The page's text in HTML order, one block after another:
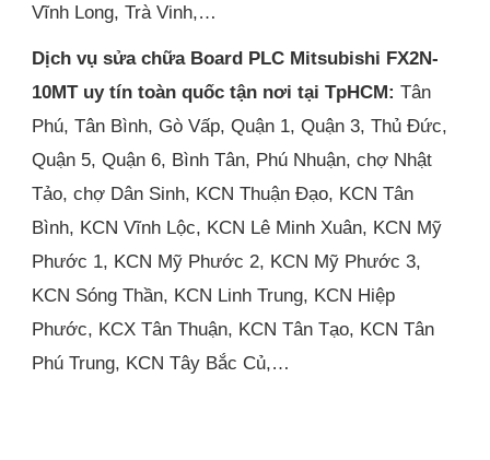
Vĩnh Long, Trà Vinh,…
Dịch vụ sửa chữa Board PLC Mitsubishi FX2N-
10MT uy tín toàn quốc tận nơi tại TpHCM:Tân
Phú, Tân Bình, Gò Vấp, Quận 1, Quận 3, Thủ Đức,
Quận 5, Quận 6, Bình Tân, Phú Nhuận, chợ Nhật
Tảo, chợ Dân Sinh, KCN Thuận Đạo, KCN Tân
Bình, KCN Vĩnh Lộc, KCN Lê Minh Xuân, KCN Mỹ
Phước 1, KCN Mỹ Phước 2, KCN Mỹ Phước 3,
KCN Sóng Thần, KCN Linh Trung, KCN Hiệp
Phước, KCX Tân Thuận, KCN Tân Tạo, KCN Tân
Phú Trung, KCN Tây Bắc Củ,…